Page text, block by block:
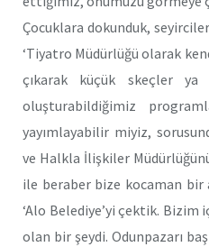
Çocuklara dokunduk,
‘Tiyatro Müdürlüğü olarak
çıkarak küçük skeçler
oluşturabildiğimiz
yayımlayabilir miyiz,
ve Halkla İlişkiler
ile beraber bize kocaman bir
‘Alo Belediye’yi çektik.
olan bir şeydi. Odunpazarı